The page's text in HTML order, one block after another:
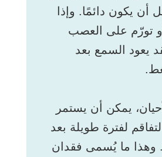
أن يكون دائمًا. وإذا
تورّم على العصب
يعود السمع بعد
يمكن أن يستمر
لفترة طويلة بعد
وهذا ما يُسمى فقدان